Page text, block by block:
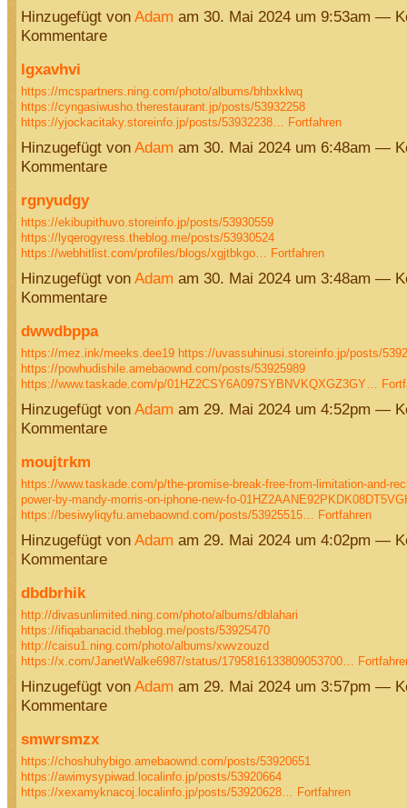
Hinzugefügt von Adam am 30. Mai 2024 um 9:53am —
Kommentare
lgxavhvi
https://mcspartners.ning.com/photo/albums/bhbxklwq
https://cyngasiwusho.therestaurant.jp/posts/53932258
https://yjockacitaky.storeinfo.jp/posts/53932238… Fortfahren
Hinzugefügt von Adam am 30. Mai 2024 um 6:48am —
Kommentare
rgnyudgy
https://ekibupithuvo.storeinfo.jp/posts/53930559
https://lyqerogyress.theblog.me/posts/53930524
https://webhitlist.com/profiles/blogs/xgjtbkgo… Fortfahren
Hinzugefügt von Adam am 30. Mai 2024 um 3:48am —
Kommentare
dwwdbppa
https://mez.ink/meeks.dee19 https://uvassuhinusi.storeinfo.jp/posts/
https://powhudishile.amebaownd.com/posts/53925989
https://www.taskade.com/p/01HZ2CSY6A097SYBNVKQXGZ3GY…
Hinzugefügt von Adam am 29. Mai 2024 um 4:52pm —
Kommentare
moujtrkm
https://www.taskade.com/p/the-promise-break-free-from-limitation-and-
power-by-mandy-morris-on-iphone-new-fo-
https://besiwyliqyfu.amebaownd.com/posts/53925515… Fortfahren
Hinzugefügt von Adam am 29. Mai 2024 um 4:02pm —
Kommentare
dbdbrhik
http://divasunlimited.ning.com/photo/albums/dblahari
https://ifiqabanacid.theblog.me/posts/53925470
http://caisu1.ning.com/photo/albums/xwvzouzd
https://x.com/JanetWalke6987/status/1795816133809053700…
Hinzugefügt von Adam am 29. Mai 2024 um 3:57pm —
Kommentare
smwrsmzx
https://choshuhybigo.amebaownd.com/posts/53920651
https://awimysypiwad.localinfo.jp/posts/53920664
https://xexamyknacoj.localinfo.jp/posts/53920628… Fortfahren